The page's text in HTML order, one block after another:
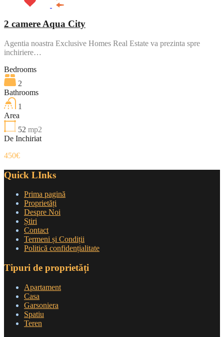
2 camere Aqua City
Agentia noastra Exclusive Homes Real Estate va prezinta spre
inchiriere…
Bedrooms
2
Bathrooms
1
Area
52 mp2
De Inchiriat
450€
Quick LInks
Prima pagină
Proprietăți
Despre Noi
Știri
Contact
Termeni și Condiții
Politică confidențialitate
Tipuri de proprietăți
Apartament
Casa
Garsoniera
Spatiu
Teren